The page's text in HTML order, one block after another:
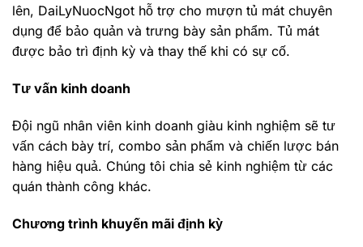
lên, DaiLyNuocNgot hỗ trợ cho mượn tủ mát chuyên
dụng để bảo quản và trưng bày sản phẩm. Tủ mát
được bảo trì định kỳ và thay thế khi có sự cố.
Tư vấn kinh doanh
Đội ngũ nhân viên kinh doanh giàu kinh nghiệm sẽ tư
vấn cách bày trí, combo sản phẩm và chiến lược bán
hàng hiệu quả. Chúng tôi chia sẻ kinh nghiệm từ các
quán thành công khác.
Chương trình khuyến mãi định kỳ